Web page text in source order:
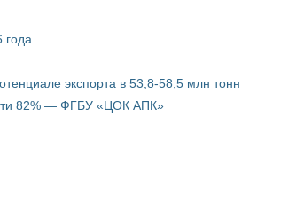
года
экспорта в 53,8-58,5 млн тонн
82% — ФГБУ «ЦОК АПК»